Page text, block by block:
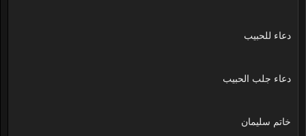
دعاء للحبيب
دعاء جلب الحبيب
خاتم سليمان